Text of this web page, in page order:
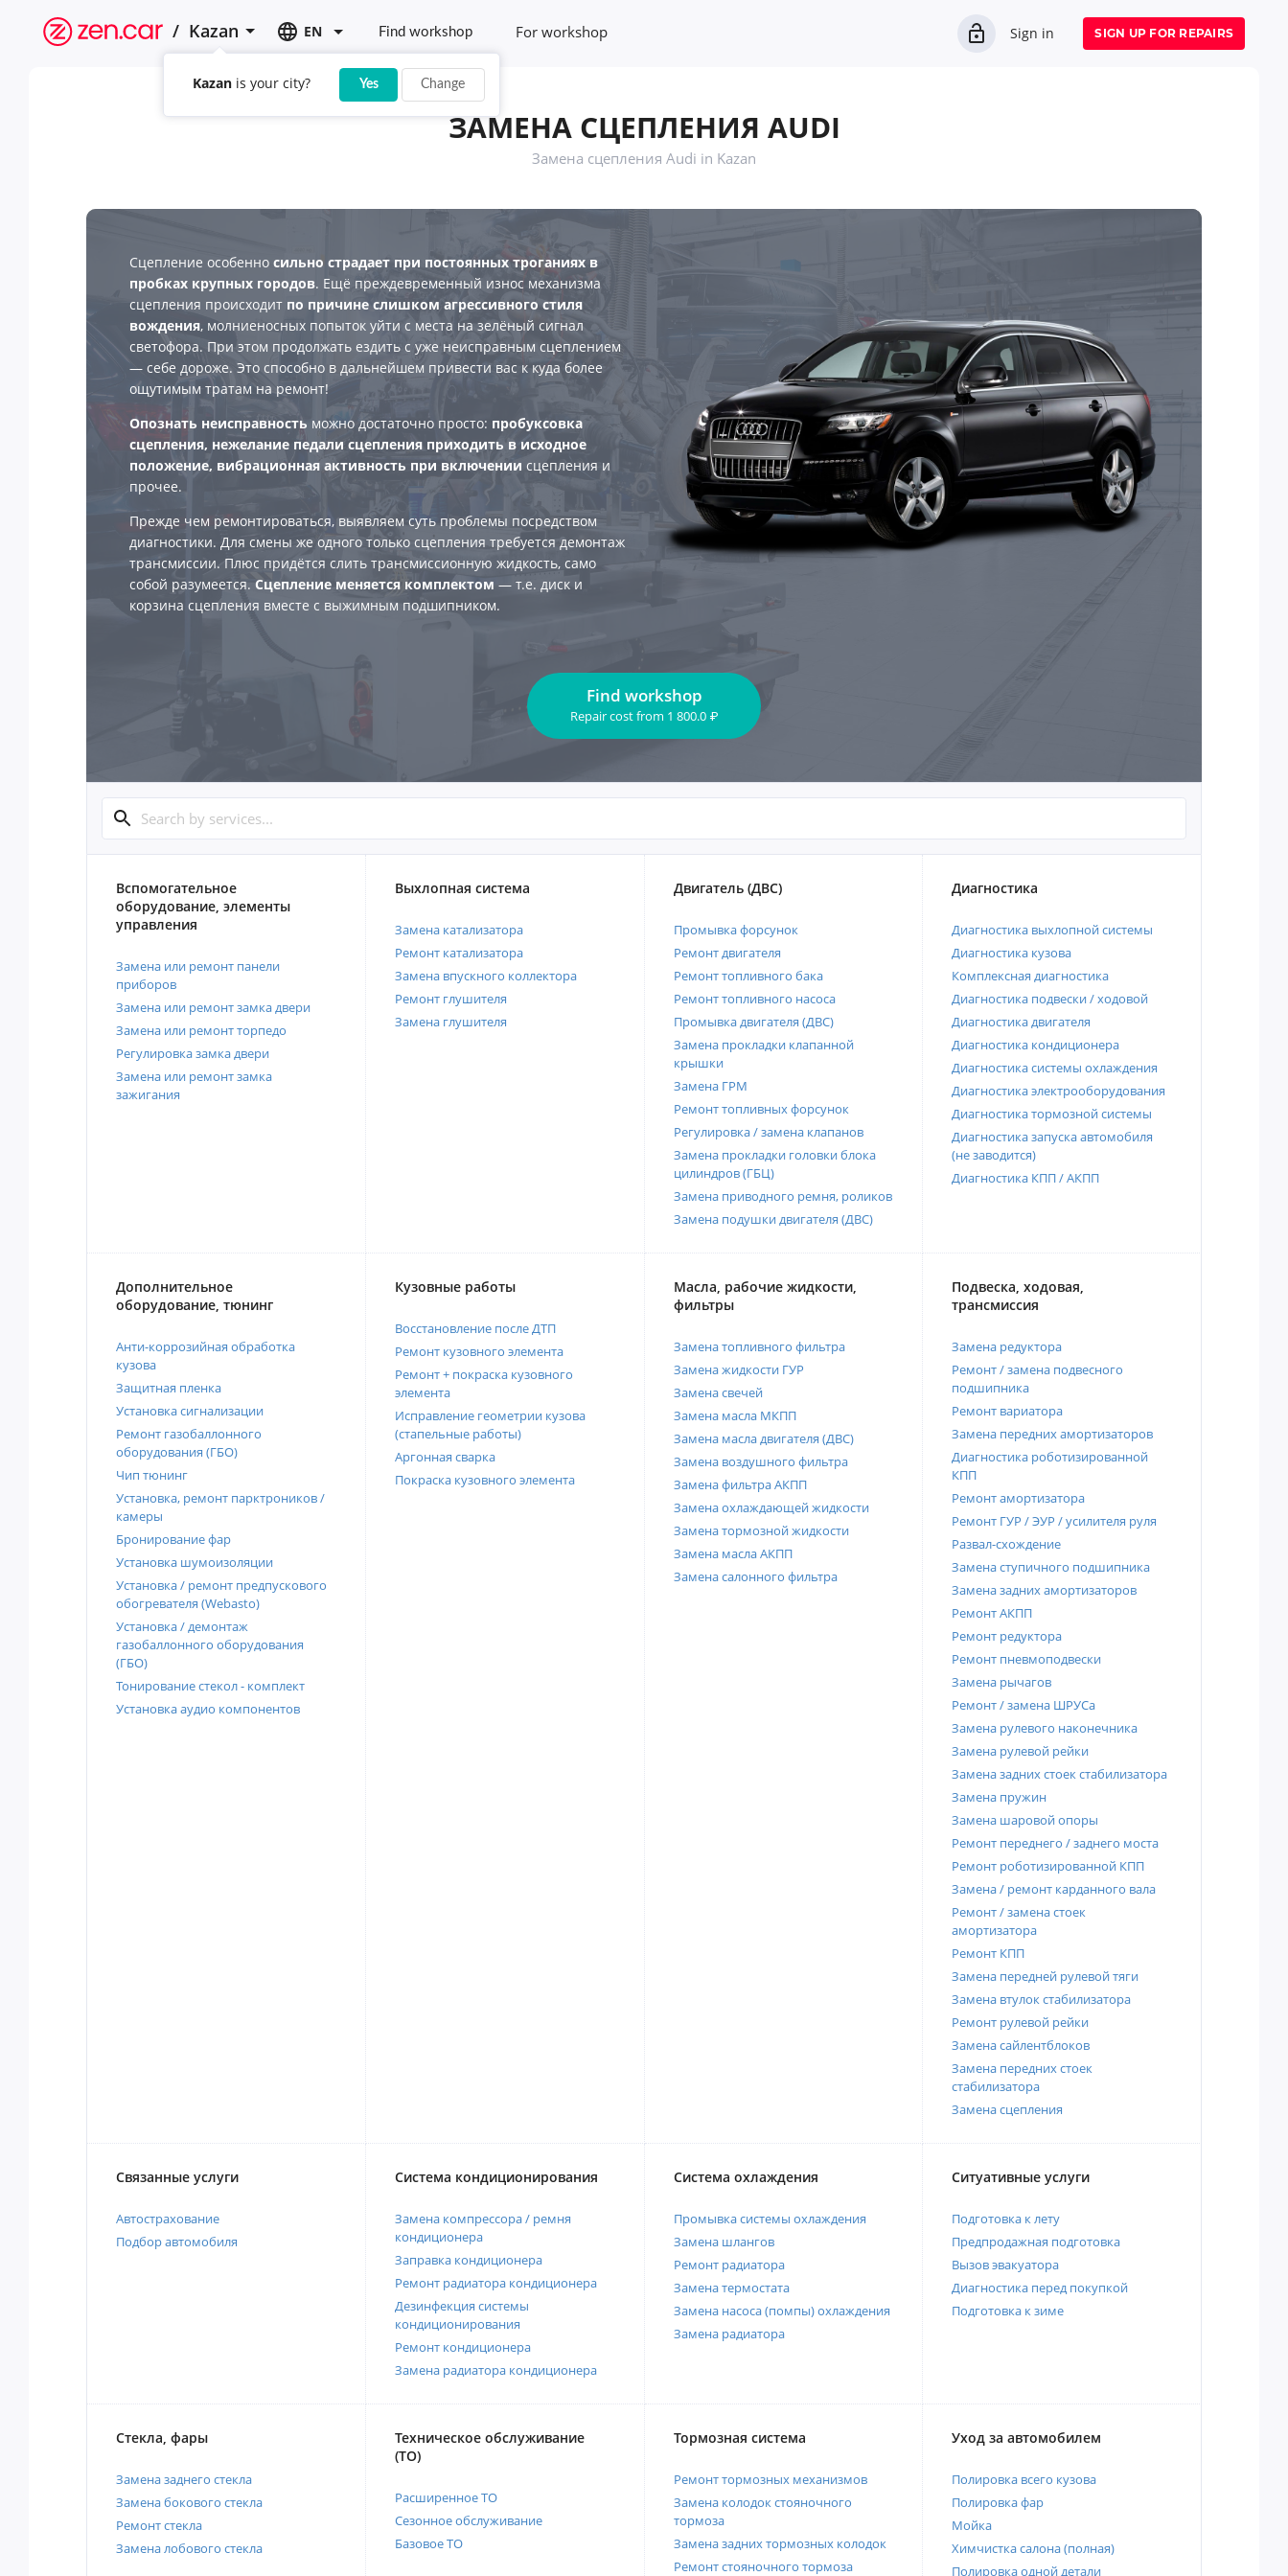
/ Kazan
Kazan is your city? Yes Change
EN Find workshop For workshop Sign in SIGN UP FOR REPAIRS
ЗАМЕНА СЦЕПЛЕНИЯ AUDI
Замена сцепления Audi in Kazan
Сцепление особенно сильно страдает при постоянных троганиях в
пробках крупных городов. Ещё преждевременный износ механизма
сцепления происходит по причине слишком агрессивного стиля
вождения, молниеносных попыток уйти с места на зелёный сигнал
светофора. При этом продолжать ездить с уже неисправным сцеплением
— себе дороже. Это способно в дальнейшем привести вас к куда более
ощутимым тратам на ремонт!
Опознать неисправность можно достаточно просто: пробуксовка
сцепления, нежелание педали сцепления приходить в исходное
положение, вибрационная активность при включении сцепления и
прочее.
Прежде чем ремонтироваться, выявляем суть проблемы посредством
диагностики. Для смены же одного только сцепления требуется демонтаж
трансмиссии. Плюс придётся слить трансмиссионную жидкость, само
собой разумеется. Сцепление меняется комплектом — т.е. диск и
корзина сцепления вместе с выжимным подшипником.
Find workshop
Repair costfrom 1 800.0 ₽
Вспомогательное
оборудование, элементы
управления
Замена или ремонт панели
приборов
Замена или ремонт замка двери
Замена или ремонт торпедо
Регулировка замка двери
Замена или ремонт замка
зажигания
Выхлопная система
Замена катализатора
Ремонт катализатора
Замена впускного коллектора
Ремонт глушителя
Замена глушителя
Двигатель (ДВС)
Промывка форсунок
Ремонт двигателя
Ремонт топливного бака
Ремонт топливного насоса
Промывка двигателя (ДВС)
Замена прокладки клапанной
крышки
Замена ГРМ
Ремонт топливных форсунок
Регулировка / замена клапанов
Замена прокладки головки блока
цилиндров (ГБЦ)
Замена приводного ремня, роликов
Замена подушки двигателя (ДВС)
Диагностика
Диагностика выхлопной системы
Диагностика кузова
Комплексная диагностика
Диагностика подвески / ходовой
Диагностика двигателя
Диагностика кондиционера
Диагностика системы охлаждения
Диагностика электрооборудования
Диагностика тормозной системы
Диагностика запуска автомобиля
(не заводится)
Диагностика КПП / АКПП
Дополнительное
оборудование, тюнинг
Анти-коррозийная обработка
кузова
Защитная пленка
Установка сигнализации
Ремонт газобаллонного
оборудования (ГБО)
Чип тюнинг
Установка, ремонт парктроников /
камеры
Бронирование фар
Установка шумоизоляции
Установка / ремонт предпускового
обогревателя (Webasto)
Установка / демонтаж
газобаллонного оборудования
(ГБО)
Тонирование стекол - комплект
Установка аудио компонентов
Кузовные работы
Восстановление после ДТП
Ремонт кузовного элемента
Ремонт + покраска кузовного
элемента
Исправление геометрии кузова
(стапельные работы)
Аргонная сварка
Покраска кузовного элемента
Масла, рабочие жидкости,
фильтры
Замена топливного фильтра
Замена жидкости ГУР
Замена свечей
Замена масла МКПП
Замена масла двигателя (ДВС)
Замена воздушного фильтра
Замена фильтра АКПП
Замена охлаждающей жидкости
Замена тормозной жидкости
Замена масла АКПП
Замена салонного фильтра
Подвеска, ходовая,
трансмиссия
Замена редуктора
Ремонт / замена подвесного
подшипника
Ремонт вариатора
Замена передних амортизаторов
Диагностика роботизированной
КПП
Ремонт амортизатора
Ремонт ГУР / ЭУР / усилителя руля
Развал-схождение
Замена ступичного подшипника
Замена задних амортизаторов
Ремонт АКПП
Ремонт редуктора
Ремонт пневмоподвески
Замена рычагов
Ремонт / замена ШРУСа
Замена рулевого наконечника
Замена рулевой рейки
Замена задних стоек стабилизатора
Замена пружин
Замена шаровой опоры
Ремонт переднего / заднего моста
Ремонт роботизированной КПП
Замена / ремонт карданного вала
Ремонт / замена стоек
амортизатора
Ремонт КПП
Замена передней рулевой тяги
Замена втулок стабилизатора
Ремонт рулевой рейки
Замена сайлентблоков
Замена передних стоек
стабилизатора
Замена сцепления
Связанные услуги
Автострахование
Подбор автомобиля
Система кондиционирования
Замена компрессора / ремня
кондиционера
Заправка кондиционера
Ремонт радиатора кондиционера
Дезинфекция системы
кондиционирования
Ремонт кондиционера
Замена радиатора кондиционера
Система охлаждения
Промывка системы охлаждения
Замена шлангов
Ремонт радиатора
Замена термостата
Замена насоса (помпы) охлаждения
Замена радиатора
Ситуативные услуги
Подготовка к лету
Предпродажная подготовка
Вызов эвакуатора
Диагностика перед покупкой
Подготовка к зиме
Стекла, фары
Замена заднего стекла
Замена бокового стекла
Ремонт стекла
Замена лобового стекла
Техническое обслуживание
(ТО)
Расширенное ТО
Сезонное обслуживание
Базовое ТО
Тормозная система
Ремонт тормозных механизмов
Замена колодок стояночного
тормоза
Замена задних тормозных колодок
Ремонт стояночного тормоза
Уход за автомобилем
Полировка всего кузова
Полировка фар
Мойка
Химчистка салона (полная)
Полировка одной детали